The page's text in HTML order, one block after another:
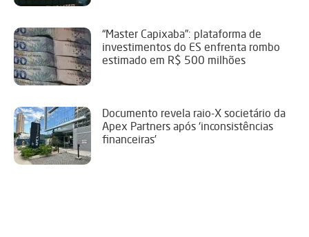
“Master Capixaba”: plataforma de
investimentos do ES enfrenta rombo
estimado em R$ 500 milhões
Documento revela raio-X societário da
Apex Partners após ‘inconsistências
financeiras’